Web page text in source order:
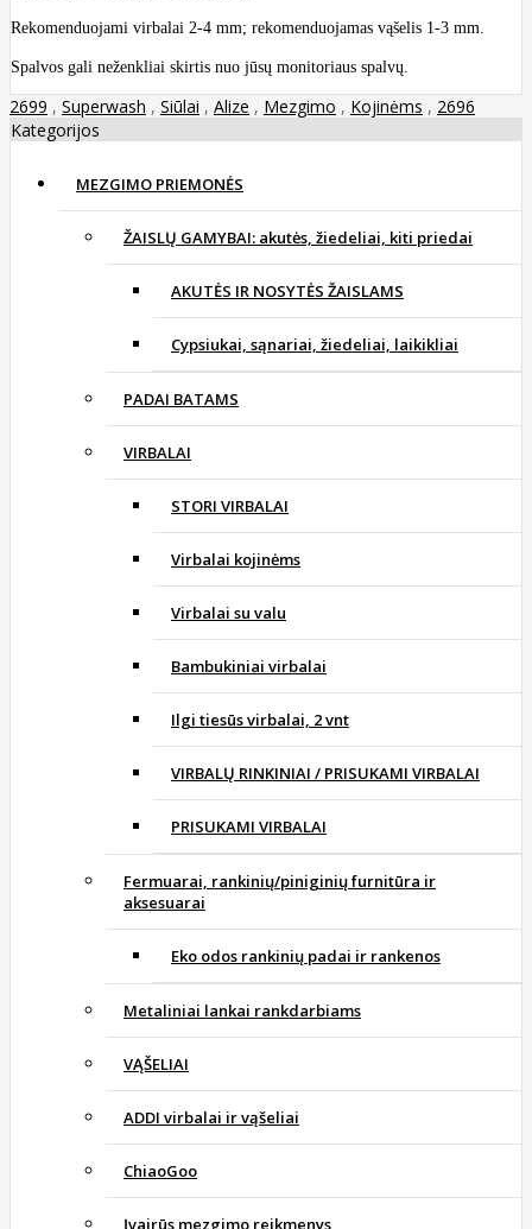
Rekomenduojami virbalai 2-4 mm; rekomenduojamas vąšelis 1-3 mm.
Spalvos gali neženkliai skirtis nuo jūsų monitoriaus spalvų.
2699 , Superwash , Siūlai , Alize , Mezgimo , Kojinėms , 2696
Kategorijos
MEZGIMO PRIEMONĖS
ŽAISLŲ GAMYBAI: akutės, žiedeliai, kiti priedai
AKUTĖS IR NOSYTĖS ŽAISLAMS
Cypsiukai, sąnariai, žiedeliai, laikikliai
PADAI BATAMS
VIRBALAI
STORI VIRBALAI
Virbalai kojinėms
Virbalai su valu
Bambukiniai virbalai
Ilgi tiesūs virbalai, 2 vnt
VIRBALŲ RINKINIAI / PRISUKAMI VIRBALAI
PRISUKAMI VIRBALAI
Fermuarai, rankinių/piniginių furnitūra ir
aksesuarai
Eko odos rankinių padai ir rankenos
Metaliniai lankai rankdarbiams
VĄŠELIAI
ADDI virbalai ir vąšeliai
ChiaoGoo
Įvairūs mezgimo reikmenys